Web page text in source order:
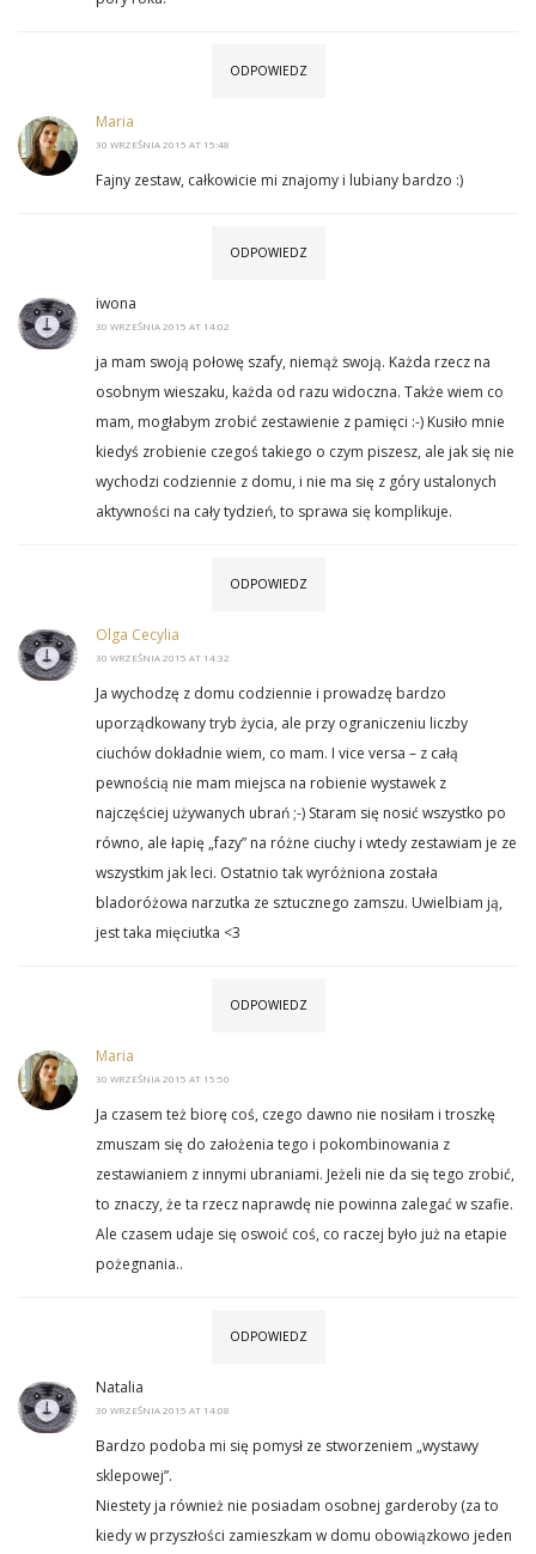
ODPOWIEDZ
Maria
30 WRZEŚNIA 2015 AT 15:48
Fajny zestaw, całkowicie mi znajomy i lubiany bardzo :)
ODPOWIEDZ
iwona
30 WRZEŚNIA 2015 AT 14:02
ja mam swoją połowę szafy, niemąż swoją. Każda rzecz na
osobnym wieszaku, każda od razu widoczna. Także wiem co
mam, mogłabym zrobić zestawienie z pamięci :-) Kusiło mnie
kiedyś zrobienie czegoś takiego o czym piszesz, ale jak się nie
wychodzi codziennie z domu, i nie ma się z góry ustalonych
aktywności na cały tydzień, to sprawa się komplikuje.
ODPOWIEDZ
Olga Cecylia
30 WRZEŚNIA 2015 AT 14:32
Ja wychodzę z domu codziennie i prowadzę bardzo
uporządkowany tryb życia, ale przy ograniczeniu liczby
ciuchów dokładnie wiem, co mam. I vice versa – z całą
pewnością nie mam miejsca na robienie wystawek z
najczęściej używanych ubrań ;-) Staram się nosić wszystko po
równo, ale łapię „fazy” na różne ciuchy i wtedy zestawiam je ze
wszystkim jak leci. Ostatnio tak wyróżniona została
bladoróżowa narzutka ze sztucznego zamszu. Uwielbiam ją,
jest taka mięciutka <3
ODPOWIEDZ
Maria
30 WRZEŚNIA 2015 AT 15:50
Ja czasem też biorę coś, czego dawno nie nosiłam i troszkę
zmuszam się do założenia tego i pokombinowania z
zestawianiem z innymi ubraniami. Jeżeli nie da się tego zrobić,
to znaczy, że ta rzecz naprawdę nie powinna zalegać w szafie.
Ale czasem udaje się oswoić coś, co raczej było już na etapie
pożegnania..
ODPOWIEDZ
Natalia
30 WRZEŚNIA 2015 AT 14:08
Bardzo podoba mi się pomysł ze stworzeniem „wystawy
sklepowej”.
Niestety ja również nie posiadam osobnej garderoby (za to
kiedy w przyszłości zamieszkam w domu obowiązkowo jeden